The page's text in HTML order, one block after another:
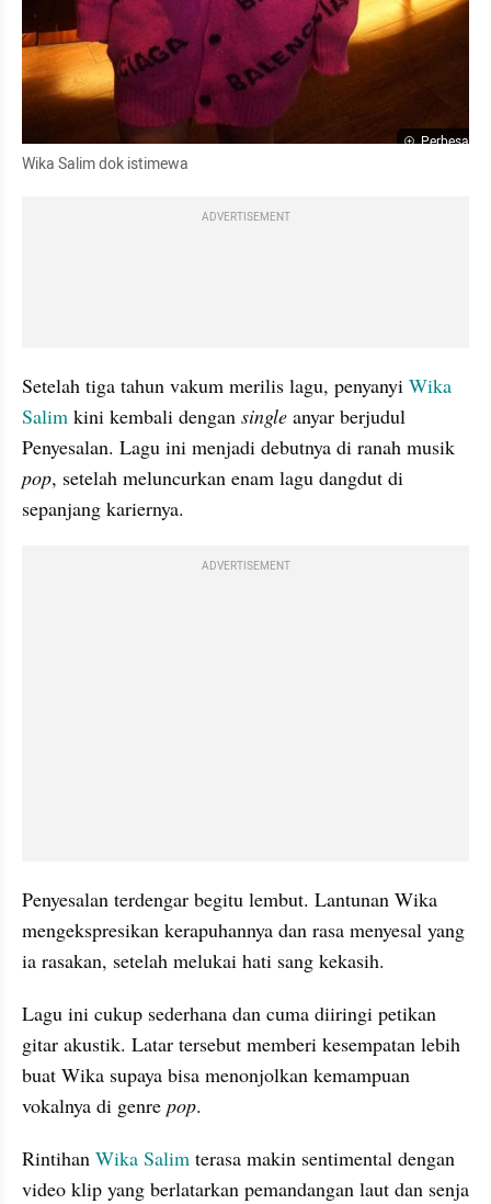
Perbesar
Wika Salim dok istimewa
ADVERTISEMENT
Setelah tiga tahun vakum merilis lagu, penyanyi Wika
Salim kini kembali dengan single anyar berjudul
pop, setelah meluncurkan enam lagu dangdut di
sepanjang kariernya.
ADVERTISEMENT
Penyesalan terdengar begitu lembut. Lantunan Wika
mengekspresikan kerapuhannya dan rasa menyesal yang
ia rasakan, setelah melukai hati sang kekasih.
Lagu ini cukup sederhana dan cuma diiringi petikan
gitar akustik. Latar tersebut memberi kesempatan lebih
buat Wika supaya bisa menonjolkan kemampuan
vokalnya di genre pop.
Rintihan Wika Salim terasa makin sentimental dengan
video klip yang berlatarkan pemandangan laut dan senja